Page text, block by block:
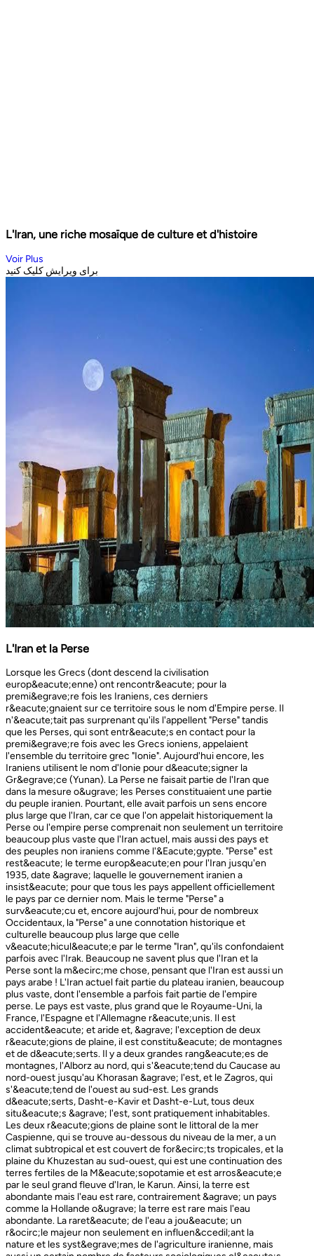
L'Iran, une riche mosaïque de culture et d'histoire
Voir Plus
برای ویرایش کلیک کنید
L'Iran et la Perse
Lorsque les Grecs (dont descend la civilisation europ&eacute;enne) ont rencontr&eacute; pour la premi&egrave;re fois les Iraniens, ces derniers r&eacute;gnaient sur ce territoire sous le nom d'Empire perse. Il n'&eacute;tait pas surprenant qu'ils l'appellent "Perse" tandis que les Perses, qui sont entr&eacute;s en contact pour la premi&egrave;re fois avec les Grecs ioniens, appelaient l'ensemble du territoire grec "Ionie". Aujourd'hui encore, les Iraniens utilisent le nom d'Ionie pour d&eacute;signer la Gr&egrave;ce (Yunan). La Perse ne faisait partie de l'Iran que dans la mesure o&ugrave; les Perses constituaient une partie du peuple iranien. Pourtant, elle avait parfois un sens encore plus large que l'Iran, car ce que l'on appelait historiquement la Perse ou l'empire perse comprenait non seulement un territoire beaucoup plus vaste que l'Iran actuel, mais aussi des pays et des peuples non iraniens comme l'&Eacute;gypte. "Perse" est rest&eacute; le terme europ&eacute;en pour l'Iran jusqu'en 1935, date &agrave; laquelle le gouvernement iranien a insist&eacute; pour que tous les pays appellent officiellement le pays par ce dernier nom. Mais le terme "Perse" a surv&eacute;cu et, encore aujourd'hui, pour de nombreux Occidentaux, la "Perse" a une connotation historique et culturelle beaucoup plus large que celle v&eacute;hicul&eacute;e par le terme "Iran", qu'ils confondaient parfois avec l'Irak. Beaucoup ne savent plus que l'Iran et la Perse sont la m&ecirc;me chose, pensant que l'Iran est aussi un pays arabe ! L'Iran actuel fait partie du plateau iranien, beaucoup plus vaste, dont l'ensemble a parfois fait partie de l'empire perse. Le pays est vaste, plus grand que le Royaume-Uni, la France, l'Espagne et l'Allemagne r&eacute;unis. Il est accident&eacute; et aride et, &agrave; l'exception de deux r&eacute;gions de plaine, il est constitu&eacute; de montagnes et de d&eacute;serts. Il y a deux grandes rang&eacute;es de montagnes, l'Alborz au nord, qui s'&eacute;tend du Caucase au nord-ouest jusqu'au Khorasan &agrave; l'est, et le Zagros, qui s'&eacute;tend de l'ouest au sud-est. Les grands d&eacute;serts, Dasht-e-Kavir et Dasht-e-Lut, tous deux situ&eacute;s &agrave; l'est, sont pratiquement inhabitables. Les deux r&eacute;gions de plaine sont le littoral de la mer Caspienne, qui se trouve au-dessous du niveau de la mer, a un climat subtropical et est couvert de for&ecirc;ts tropicales, et la plaine du Khuzestan au sud-ouest, qui est une continuation des terres fertiles de la M&eacute;sopotamie et est arros&eacute;e par le seul grand fleuve d'Iran, le Karun. Ainsi, la terre est abondante mais l'eau est rare, contrairement &agrave; un pays comme la Hollande o&ugrave; la terre est rare mais l'eau abondante. La raret&eacute; de l'eau a jou&eacute; un r&ocirc;le majeur non seulement en influen&ccedil;ant la nature et les syst&egrave;mes de l'agriculture iranienne, mais aussi un certain nombre de facteurs sociologiques cl&eacute;s, y compris la cause et la nature des &Eacute;tats iraniens. L'&eacute;tendue des montagnes et du d&eacute;sert a naturellement divis&eacute; la population iranienne en groupes relativement isol&eacute;s. Mais l'aridit&eacute; a jou&eacute; un r&ocirc;le encore plus important &agrave; cet &eacute;gard, et ce au niveau des plus petites unit&eacute;s sociales. Dans la majeure partie du pays, l'agriculture et l'&eacute;levage du b&eacute;tail n'&eacute;taient possibles que l&agrave; o&ugrave; l'eau de pluie naturelle, un petit ruisseau, un canal d'eau souterrain, appel&eacute; Qanat, ou une combinaison de ces &eacute;l&eacute;ments fournissait l'approvisionnement minimal n&eacute;cessaire en eau. Le Qanat ou Kariz est un d&eacute;veloppement ing&eacute;nieux des temps anciens, qui remonte &agrave; bien avant la fondation de l'empire perse. &Agrave; partir d'une nappe phr&eacute;atique existante dans les hautes terres, un tunnel est creus&eacute; sous le sol, en pente descendante vers les basses terres (pr&egrave;s des fermes environnantes) o&ugrave; il remonte &agrave; la surface. L'eau qui s'&eacute;coule de la source par gravit&eacute; est ensuite distribu&eacute;e par d'&eacute;troits canaux l&agrave; o&ugrave; elle est n&eacute;cessaire pour l'irrigation et d'autres usages. Le peuple iranien &Agrave; l'origine, les Iraniens &eacute;taient plus une ethnie qu'une nation et les perses se comptaient comme un groupe parmi un bon nombre des Iraniens. A part le pays qui s'appelle aujourd'hui l'Iran, l'Afghanistan et le Tadjikistan appartiennent &eacute;galement &agrave; un territoire iranien plus large dans leurs concepts historiques et culturels. En plus la domaine culturelle iranienne d&eacute;passe encore plus loin que la fronti&egrave;re de l&rsquo;ensemble de ces trois pays et s'&eacute;tendant jusqu&rsquo;au cot&eacute; nordique de l'Inde, l'Ouzb&eacute;kistan, le Turkm&eacute;nistan, le Caucase et l'Anatolie : Aujourd&rsquo;hui , c&rsquo;est ce que l&rsquo;on appelle &lsquo;&rsquo; Monde Persan&rsquo;&rsquo; La langue persane est une des langues iraniennes, alors qu&rsquo;il en existe d'autres vari&eacute;t&eacute;s dont le kurde et le pashto. En Iran, certaines langues locales sont encore parl&eacute;es en tant que des langues vivantes tandis que d&rsquo;autre langues r&eacute;gionales que l&rsquo;iranienne sont &eacute;galement parl&eacute;s en Iran tels que le turc et l&rsquo;arabe. En plus, d'autres formats de la langue persane sont parl&eacute;es en Afghanistan et au Tadjikistan, si bien que les r&eacute;sidents dans ces trois pays arrivent &agrave; se comprendre lors de la conversation et de la communication litt&eacute;raire. Egalement d'autres dialectes persans sont parl&eacute;s en Iran. A vraie dire , n&rsquo;importe quel argument &agrave; propos de l&rsquo;histoire de l&rsquo;Iran, de son &eacute;conomie et de sa politique ne serait pas raisonnable sauf qu&rsquo;on puisse tenir en compte les nomades qui ont &eacute;tabli leurs royaume &agrave; partir de l&rsquo;&eacute;poque des Perses au Qajars qui r&eacute;gnaient jusuq&rsquo;aux20&egrave;me si&egrave;cle. Suit &agrave; la recherches des p&acirc;turages encore plus verts et des sols fertils, diff&eacute;rents &eacute;thnies comme le turques, sont partis vers les r&eacute;gions au nord, nord-est et l&rsquo;est de la Perse . Apr&egrave;s avoir s&rsquo;h&eacute;berger , ils fallait qu&rsquo;ils se pr&eacute;par&egrave;rent pour faire face aux &eacute;nemies etrang&egrave;res . La s&egrave;cheresse, l&rsquo;aridit&eacute; et la densit&eacute; de la population dan leurs propres r&eacute;gions fut la cause de l&rsquo;immigration vers la Perse. D&rsquo;autre part la manqu&eacute; de la pluie et l&rsquo;aridit&eacute; en Iran causait la miragartion des gens vers des r&eacute;gions plus verts : ils se d&eacute;pla&ccedil;aient tous les ann&eacute;es, pour aller vers les r&eacute;gions o&ugrave; il faisait agr&eacute;able pendant l&rsquo;hiver et des r&eacute;gions o&ugrave; le climat faisait moins chaud au cours de l&rsquo;&eacute;t&eacute;. En comparaison avec les les s&eacute;dentaires, les nomades ont des puissances militaires et ils sont plus dynamiques, et plus nombreux que les villageoises qu'ils attaquaient. Ces particularit&eacute;s permettent &agrave; une tribu ou &agrave; un ensemble de tribus de faire diriger les autres vers la formation d&rsquo;un &eacute;tat central : Ensuite il faisait les n&eacute;cessaires pour collecter directement ou via un moyen indirect, la totalit&eacute; des produits agricoles exc&eacute;dentaires pour fournir les affaires financi&egrave;res. Ainsi il devient un &eacute;tat central et capable &agrave; taille de contr&ocirc;ler, d'administrer et de d&eacute;fendre ses vastes territoires. La plupart des souverains iraniens se d&eacute;pla&ccedil;aient la plupart du temps et cette caract&eacute;ristique est racin&eacute; dans leurs origines et leurs esprits. Par exemple les Ach&eacute;m&eacute;nides dirigeaient leurs trois capitales et se d&eacute;pla&ccedil;aient entre : Suse, Pers&eacute;polis et Ecbatane et parfois quatre si on fait inclure la Babylon. D&egrave;s le d&eacute;but ; tous les gouvernements iraniens jusqu&rsquo;au 20&egrave;me si&egrave;cle, on &eacute;t&eacute; fond&eacute;s par des tribus nomades et apr&egrave;s avoir &ecirc;tre uni au sein du gouvernement , il fallait se pr&eacute;parer pour faire face aux d&eacute;fis comme l&rsquo;invasion des nomades dans le pays et ceux qui pourraient attaquer depuis des terres au-del&agrave; des fronti&egrave;res. D'une mani&egrave;re historique, l'Iran a &eacute;t&eacute; le carrefour entre l'Asie et l'Europe, l'Est et l'Ouest. Les personnes, les biens ainsi que les croyances, les normes et produits culturels y sont pass&eacute;s, g&eacute;n&eacute;ralement d'est en ouest, mais pas toujours. L'influence orientale &eacute;tait telle que beaucoup des anciens mythes et l&eacute;gendes iraniens provenaient des terres orientales de l'Iran, bien que l'islam et les Arabes soient venus de la direction oppos&eacute;e. Cette situation g&eacute;ographique particuli&egrave;re a donn&eacute; lieu &agrave; ce que l'on peut appeler &laquo; l'effet carrefour &raquo;, &agrave; la fois d&eacute;stabilisant et enrichissant le pays ; rendant ses habitants hospitaliers et amicaux envers les &eacute;trangers et aussi tr&egrave;s conscients de leur particularit&eacute;. L'une des cons&eacute;quences de l'effet de carrefour est le fait que l'Iran est maintenant peupl&eacute; d&rsquo;une vari&eacute;t&eacute; de communaut&eacute;s ethniques et linguistiques incluant ceux dont la langue maternelle est le persan, ainsi que les Kurdes, les Turcs, les Arabes, les Baloutches, etc. On rencontre les Turcophones dans la r&eacute;gion Nord-ouest de l'Azerba&iuml;djan, aujourd'hui divis&eacute;e en plusieurs provinces, &agrave; la fronti&egrave;re de la Turquie et du Caucase. D'autres peuples turcophones, comme les Turkm&egrave;nes du Centre-nord-est et les tribus turcophones comm